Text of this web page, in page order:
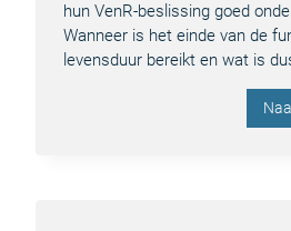
hun VenR-beslissing goed
Wanneer is het einde van de
levensduur bereikt en wat is